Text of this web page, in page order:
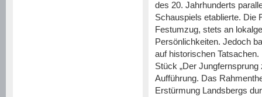
des 20. Jahrhunderts
Schauspiels etablierte. Die
Festumzug, stets an
Persönlichkeiten. Jedoch
auf historischen Tatsachen.
Stück „Der
Aufführung. Das
Erstürmung Landsbergs